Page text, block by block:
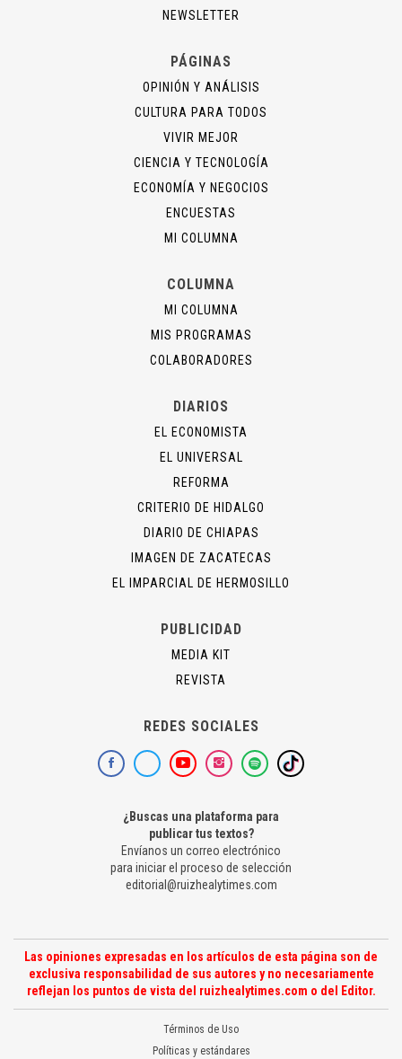
NEWSLETTER
PÁGINAS
OPINIÓN Y ANÁLISIS
CULTURA PARA TODOS
VIVIR MEJOR
CIENCIA Y TECNOLOGÍA
ECONOMÍA Y NEGOCIOS
ENCUESTAS
MI COLUMNA
COLUMNA
MI COLUMNA
MIS PROGRAMAS
COLABORADORES
DIARIOS
EL ECONOMISTA
EL UNIVERSAL
REFORMA
CRITERIO DE HIDALGO
DIARIO DE CHIAPAS
IMAGEN DE ZACATECAS
EL IMPARCIAL DE HERMOSILLO
PUBLICIDAD
MEDIA KIT
REVISTA
REDES SOCIALES
¿Buscas una plataforma para
publicar tus textos?
Envíanos un correo electrónico
para iniciar el proceso de selección
editorial@ruizhealytimes.com
Las opiniones expresadas en los artículos de esta página son de
exclusiva responsabilidad de sus autores y no necesariamente
reflejan los puntos de vista del ruizhealytimes.com o del Editor.
Términos de Uso
Políticas y estándares